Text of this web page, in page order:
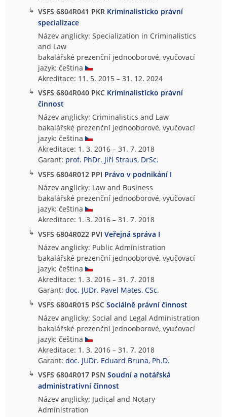
↳ VSFS 6804R041 PKR Kriminalisticko právní
specializace
Název anglicky: Specialization in Criminalistics
and Law
bakalářské prezenční jednooborové, vyučovací
jazyk: čeština
Akreditace: 11. 5. 2015 – 31. 12. 2024
↳ VSFS 6804R040 PKC Kriminalisticko právní
činnost
Název anglicky: Criminalistics and Law
bakalářské prezenční jednooborové, vyučovací
jazyk: čeština
Akreditace: 1. 3. 2016 – 31. 7. 2018
Garant: prof. PhDr. Jiří Straus, DrSc.
↳ VSFS 6804R012 PPI Právo v podnikání I
Název anglicky: Law and Business
bakalářské prezenční jednooborové, vyučovací
jazyk: čeština
Akreditace: 1. 3. 2016 – 31. 7. 2018
↳ VSFS 6804R022 PVIVeřejná správa I
Název anglicky: Public Administration
bakalářské prezenční jednooborové, vyučovací
jazyk: čeština
Akreditace: 1. 3. 2016 – 31. 7. 2018
Garant:doc. JUDr. Pavel Mates, CSc.
↳ VSFS 6804R015 PSCSociálně právní činnost
Název anglicky: Social and Legal Administration
bakalářské prezenční jednooborové, vyučovací
jazyk: čeština
Akreditace: 1. 3. 2016 – 31. 7. 2018
Garant:doc. JUDr. Eduard Bruna, Ph.D.
↳ VSFS 6804R017 PSNSoudní a notářská
administrativní činnost
Název anglicky: Judical and Notary
Administration